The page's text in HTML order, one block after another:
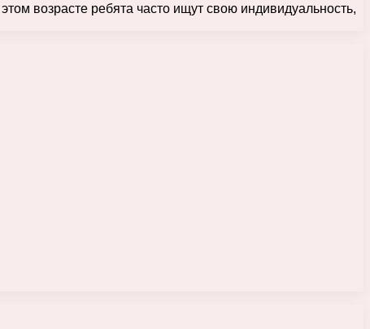
возрасте ребята часто ищут свою индивидуальность,